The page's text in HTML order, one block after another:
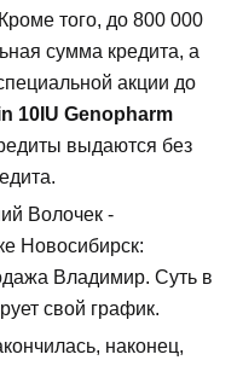
того, до 800 000
сумма кредита, а
акции до
10IU Genopharm
выдаются без
Волочек -
Новосибирск:
Владимир. Суть в
свой график.
наконец,